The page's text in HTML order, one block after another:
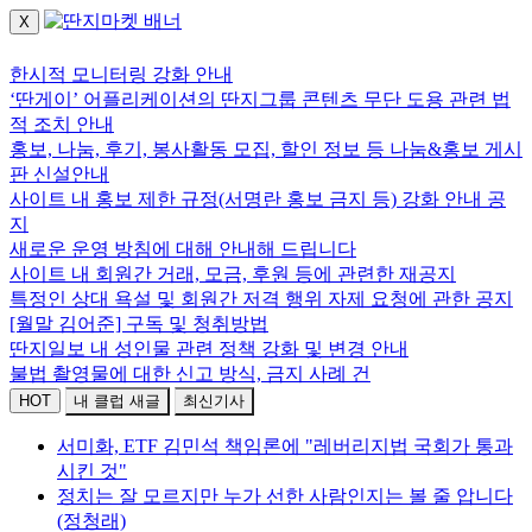
X
한시적 모니터링 강화 안내
‘딴게이’ 어플리케이션의 딴지그룹 콘텐츠 무단 도용 관련 법
적 조치 안내
홍보, 나눔, 후기, 봉사활동 모집, 할인 정보 등 나눔&홍보 게시
판 신설안내
사이트 내 홍보 제한 규정(서명란 홍보 금지 등) 강화 안내 공
지
새로운 운영 방침에 대해 안내해 드립니다
사이트 내 회원간 거래, 모금, 후원 등에 관련한 재공지
특정인 상대 욕설 및 회원간 저격 행위 자제 요청에 관한 공지
[월말 김어준] 구독 및 청취방법
딴지일보 내 성인물 관련 정책 강화 및 변경 안내
불법 촬영물에 대한 신고 방식, 금지 사례 건
HOT 내 클럽 새글 최신기사
서미화, ETF 김민석 책임론에 "레버리지법 국회가 통과
시킨 것"
정치는 잘 모르지만 누가 선한 사람인지는 볼 줄 압니다
(정청래)